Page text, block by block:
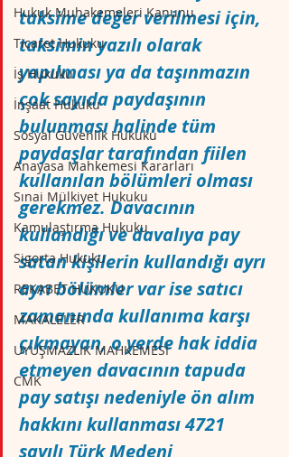
Hukuk Muhakemeleri Kanunu
Ticaret Hukuku
İş Hukuku
İnşaat Hukuku
Sosyal Güvenlik Hukuku
Anayasa Mahkemesi Kararları
Sınai Mülkiyet Hukuku
Kamulaştırma Hukuku
Sigorta Hukuku
REKABET HUKUKU
MAKALELER
UYUŞMAZLIK MAHKEMESİ
CMK
taksime değer verilmesi için,
taksimin yazılı olarak
yapılması ya da taşınmazın
çok sayıda paydaşının
bulunması halinde tüm
paydaşlar tarafından fiilen
kullanılan bölümleri olması
gerekmez. Davacının
kullandığı ve davalıya pay
satan kişilerin kullandığı ayrı
ayrı bölümler var ise satıcı
zamanında kullanıma karşı
çıkmayan, o yerde hak iddia
etmeyen davacının tapuda
pay satışı nedeniyle ön alım
hakkını kullanması 4721
sayılı Türk Medeni